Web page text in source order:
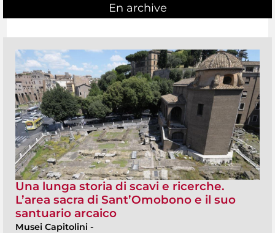
En archive
Una lunga storia di scavi e ricerche.
L’area sacra di Sant’Omobono e il suo
santuario arcaico
Musei Capitolini -